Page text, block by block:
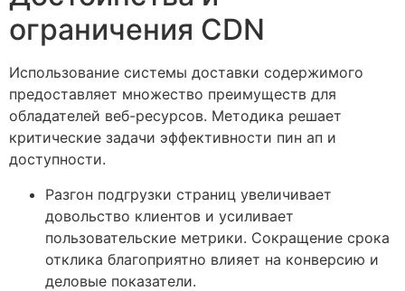
ограничения CDN
Использование системы доставки содержимого
предоставляет множество преимуществ для
обладателей веб-ресурсов. Методика решает
критические задачи эффективности пин ап и
доступности.
Разгон подгрузки страниц увеличивает
довольство клиентов и усиливает
пользовательские метрики. Сокращение срока
отклика благоприятно влияет на конверсию и
деловые показатели.